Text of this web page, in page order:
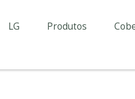
LG Produtos